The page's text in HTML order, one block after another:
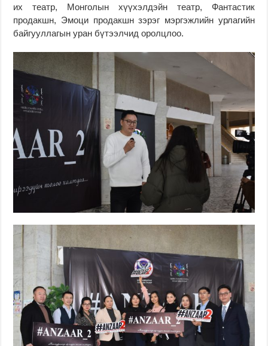
их театр, Монголын хүүхэлдэйн театр, Фантастик
продакшн, Эмоци продакшн зэрэг мэргэжлийн урлагийн
байгууллагын уран бүтээлчид оролцлоо.